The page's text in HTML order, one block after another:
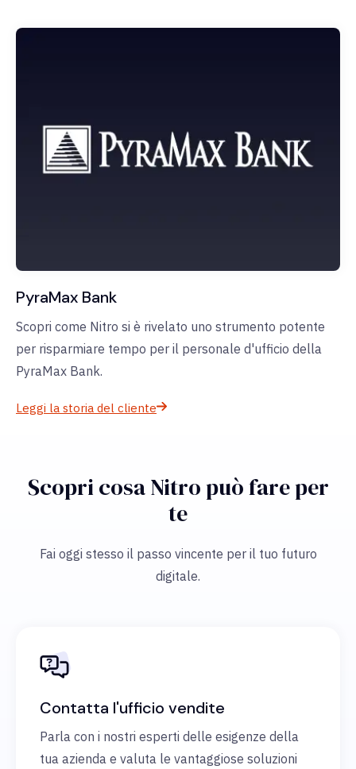
PyraMax Bank
Scopri come Nitro si è rivelato uno strumento potente
per risparmiare tempo per il personale d'ufficio della
PyraMax Bank.
Leggi la storia del cliente
Scopri cosa Nitro può fare per
te
Fai oggi stesso il passo vincente per il tuo futuro
digitale.
Contatta l'ufficio vendite
Parla con i nostri esperti delle esigenze della
tua azienda e valuta le vantaggiose soluzioni